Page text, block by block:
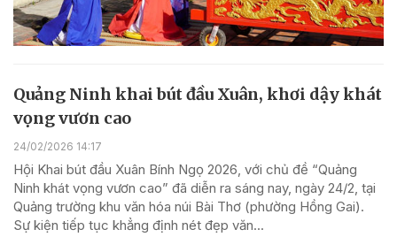
Quảng Ninh khai bút đầu Xuân, khơi dậy khát
vọng vươn cao
24/02/2026 14:17
Hội Khai bút đầu Xuân Bính Ngọ 2026, với chủ đề “Quảng
Ninh khát vọng vươn cao” đã diễn ra sáng nay, ngày 24/2, tại
Quảng trường khu văn hóa núi Bài Thơ (phường Hồng Gai).
Sự kiện tiếp tục khẳng định nét đẹp văn...